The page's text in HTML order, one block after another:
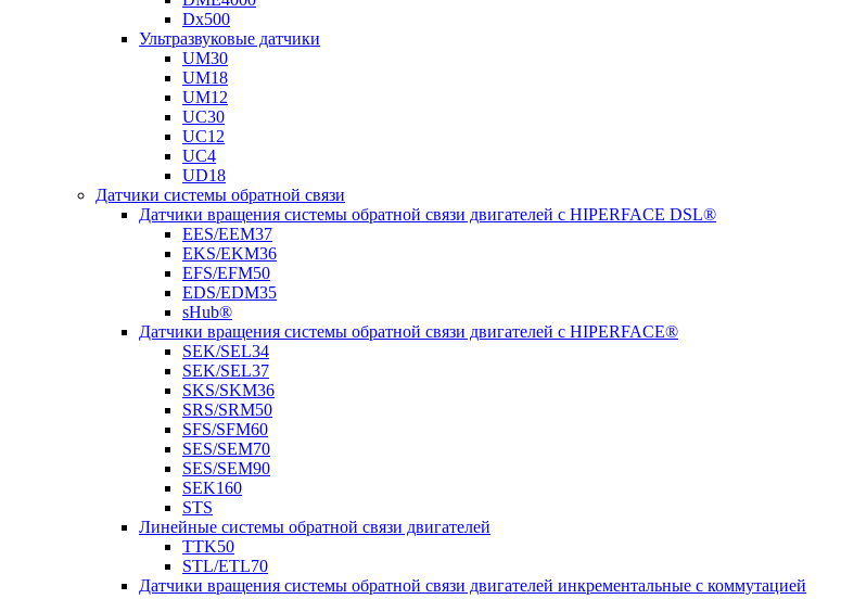
Dx500
Ультразвуковые датчики
UM30
UM18
UM12
UC30
UC12
UC4
UD18
Датчики системы обратной связи
Датчики вращения системы обратной связи двигателей с HIPERFACE DSL®
EES/EEM37
EKS/EKM36
EFS/EFM50
EDS/EDM35
sHub®
Датчики вращения системы обратной связи двигателей с HIPERFACE®
SEK/SEL34
SEK/SEL37
SKS/SKM36
SRS/SRM50
SFS/SFM60
SES/SEM70
SES/SEM90
SEK160
STS
Линейные системы обратной связи двигателей
TTK50
STL/ETL70
Датчики вращения системы обратной связи двигателей инкрементальные с коммутацией